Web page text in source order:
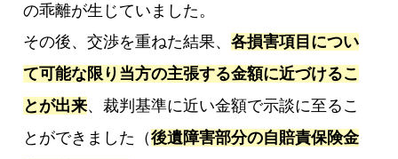
の乖離が生じていました。
その後、交渉を重ねた結果、各損害項目につい
て可能な限り当方の主張する金額に近づけるこ
とが出来、裁判基準に近い金額で示談に至るこ
とができました（後遺障害部分の自賠責保険金